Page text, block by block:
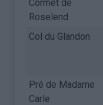
Cormet de
Roselend
Col du Glandon
Pré de Madame
Carle